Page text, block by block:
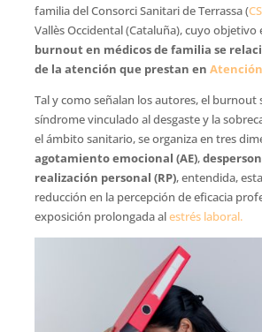
familia del Consorci Sanitari de Terrassa (
Vallès Occidental (Cataluña), cuyo objetivo
burnout en médicos de familia se
de la atención que prestan en
Tal y como señalan los autores, el burnout
síndrome vinculado al desgaste y la
el ámbito sanitario, se organiza en tres
agotamiento emocional (AE),
realización personal (RP), entendida,
reducción en la percepción de eficacia
exposición prolongada alestrés laboral.